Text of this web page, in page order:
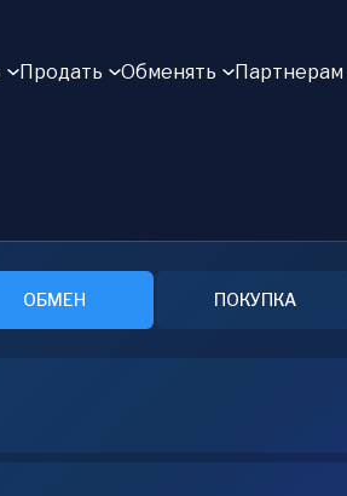
Продать Обменять Партнерам
ОБМЕН ПОКУПКА